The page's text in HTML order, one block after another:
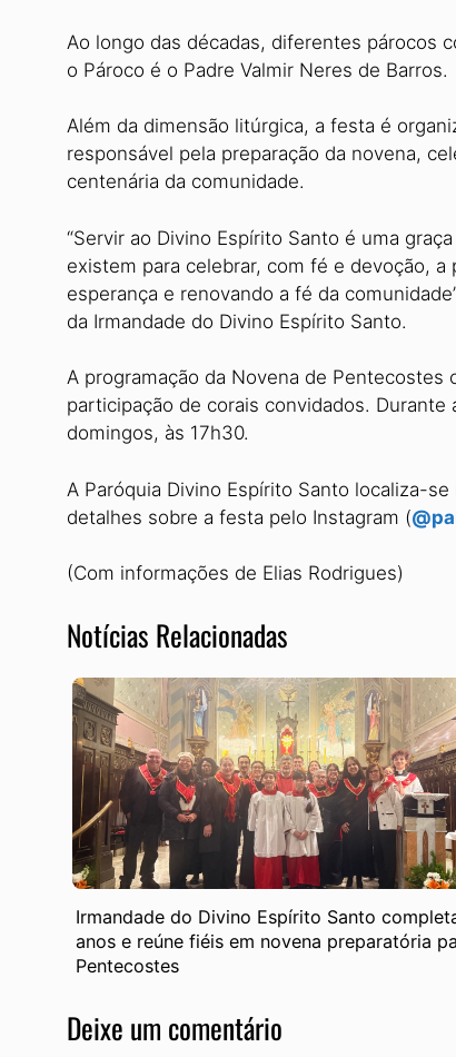
Ao longo das décadas, diferentes párocos
o Pároco é o Padre Valmir Neres de Barros.
Além da dimensão litúrgica, a festa é
responsável pela preparação da novena,
centenária da comunidade.
“Servir ao Divino Espírito Santo é uma
existem para celebrar, com fé e devoção,
esperança e renovando a fé da
da Irmandade do Divino Espírito Santo.
A programação da Novena de
participação de corais convidados. Durante
domingos, às 17h30.
A Paróquia Divino Espírito Santo localiza-
detalhes sobre a festa pelo Instagram (
(Com informações de Elias Rodrigues)
Notícias Relacionadas
Irmandade do Divino Espírito Santo
anos e reúne fiéis em novena preparatória
Pentecostes
Deixe um comentário